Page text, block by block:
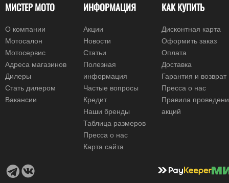
МИСТЕР МОТО
О компании
Мотосалон
Мотосервис
Адреса магазинов
Дилеры
Стать дилером
Вакансии
ИНФОРМАЦИЯ
Акции
Новости
Статьи
Полезная
информация
Частые вопросы
Кредит
Наши бренды
Таблица размеров
Пресса о нас
Карта сайта
КАК КУПИТЬ
Дисконтная карта
Оформить заказ
Оплата
Доставка
Гарантия и возврат
Пресса о нас
Правила
акций